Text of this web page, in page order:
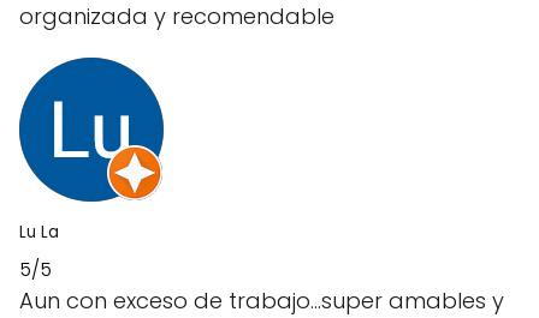
organizada y recomendable
Lu La
5/5
Aun con exceso de trabajo...super amables y